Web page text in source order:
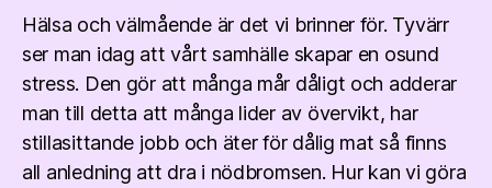
Hälsa och välmående är det vi brinner för. Tyvärr
ser man idag att vårt samhälle skapar en osund
stress. Den gör att många mår dåligt och adderar
man till detta att många lider av övervikt, har
stillasittande jobb och äter för dålig mat så finns
all anledning att dra i nödbromsen. Hur kan vi göra